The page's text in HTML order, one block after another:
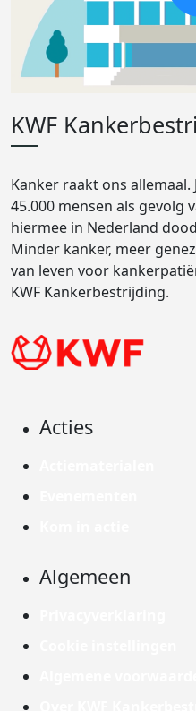
KWF
Kanker raakt ons
45.000 mensen als gevolg
hiermee in Nederland
Minder kanker, meer
van leven voor
KWF Kankerbestrijding.
Acties
Algemeen